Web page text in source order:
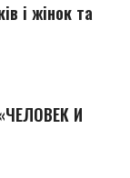
і жінок та
И